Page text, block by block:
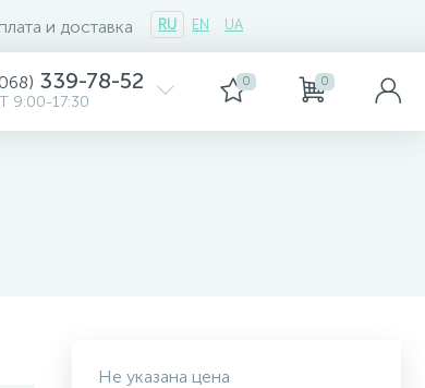
и доставка RU EN UA
339-78-52
9:00-17:30
0 0
Не указана цена